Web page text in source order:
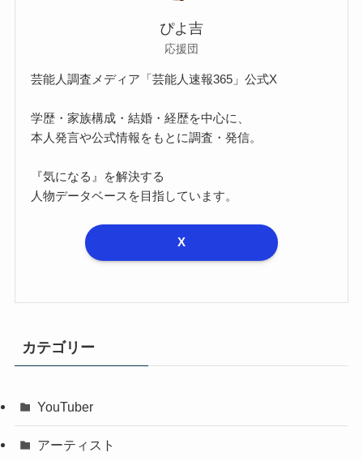
ぴよ吉
応援団
芸能人調査メディア「芸能人速報365」公式X
学歴・家族構成・結婚・経歴を中心に、
本人発言や公式情報をもとに調査・発信。
『気になる』を解決する
人物データベースを目指しています。
X
カテゴリー
YouTuber
アーティスト